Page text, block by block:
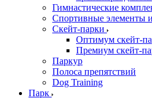
Гимнастические
Спортивные элементы
Скейт-парки
Оптимум скейт-
Премиум скейт-
Паркур
Полоса препятствий
Dog Training
Парк